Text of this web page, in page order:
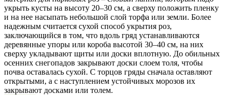
укрыть кусты на высоту 20–30 см, а сверху положить пленку
и на нее насыпать небольшой слой торфа или земли. Более
надежным считается сухой способ укрытия роз,
заключающийся в том, что вдоль гряд устанавливаются
деревянные упоры или короба высотой 30–40 см, на них
сверху укладывают щиты или доски вплотную. До обильных
осенних снегопадов закрывают доски слоем толя, чтобы
почва оставалась сухой. С торцов гряды сначала оставляют
открытыми, а с наступлением устойчивых морозов их
закрывают досками или толем.